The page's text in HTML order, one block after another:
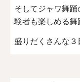
そしてジャワ舞
験者も楽しめる舞
盛りだくさんな３